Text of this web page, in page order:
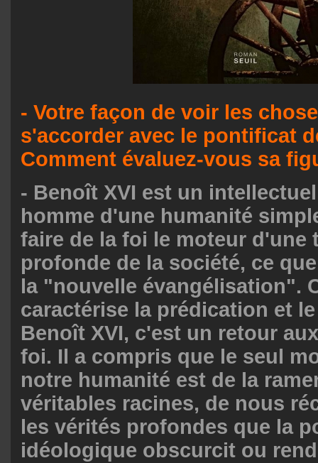
- Votre façon de voir les
s'accorder avec le pontificat
Comment évaluez-vous sa
- Benoît XVI est un
homme d'une humanité
faire de la foi le moteur d'une
profonde de la société, ce
la "nouvelle évangélisation".
caractérise la prédication et
Benoît XVI, c'est un retour
foi. Il a compris que le seul
notre humanité est de la
véritables racines, de nous
les vérités profondes que la
idéologique obscurcit ou